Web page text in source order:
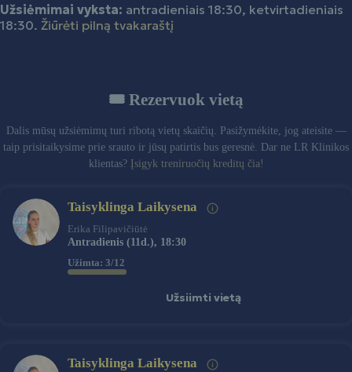
Užsiėmimai vyksta: antradieniais 18:30, ketvirtadieniais
18:30. Žiūrėti pilną tvakaraštį
🎟️ Rezervuok vietą
Dalis mūsų užsiėmimų turi ribotą vietų skaičių. Pasižymėkite, jog ateisite —
taip prisitaikysime prie srauto ir jūsų patirtis bus geresnė. Dar ne LR Klinikos
klientas? Įsigyk treniruočių kreditų čia!
Taisyklinga Laikysena
Erika Filipavičiūtė
Antradienis (11d.), 18:30
Užimta: 3/12
Užsiimti vietą
Taisyklinga Laikysena